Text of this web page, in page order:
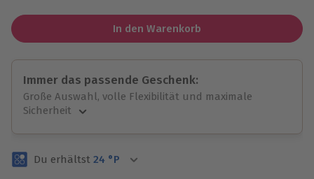
In den Warenkorb
Immer das passende Geschenk:
Große Auswahl, volle Flexibilität und maximale
Sicherheit
Volle Flexibilität
Du erhältst 24 °P